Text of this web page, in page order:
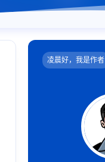
凌晨好，我是作者